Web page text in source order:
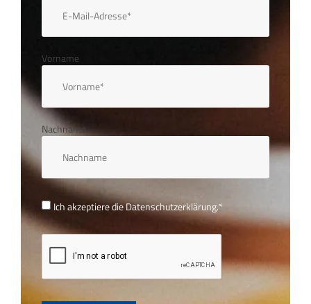
Vorname
Nachname
Ich akzeptiere dieDatenschutzerklärung.*